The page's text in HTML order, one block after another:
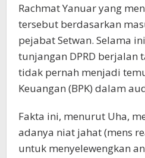
Rachmat Yanuar yang
tersebut berdasarkan
pejabat Setwan. Selama
tunjangan DPRD berjalan
tidak pernah menjadi
Keuangan (BPK) dalam
Fakta ini, menurut Uha,
adanya niat jahat (mens
untuk menyelewengkan